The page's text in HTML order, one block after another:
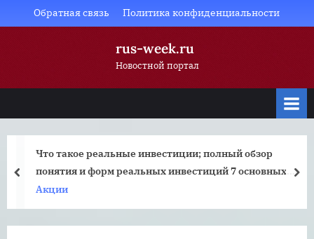
to
Обратная связь Политика конфиденциальности
rus-week.ru
Новостной портал
Что такое реальные инвестиции; полный обзор
понятия и форм реальных инвестиций 7 основных
этапов управления валовыми инвестициями
Акции
prev